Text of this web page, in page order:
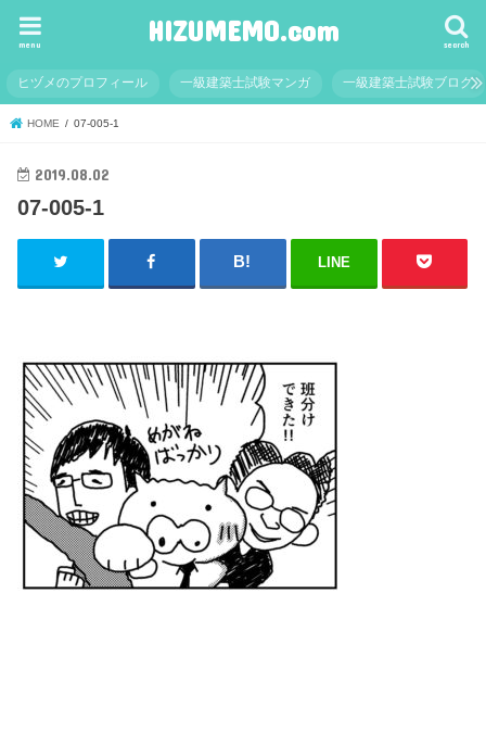
HIZUMEMO.com search
menu
ヒヅメのプロフィール 一級建築士試験マンガ 一級建築士試験ブログ
HOME 07-005-1
2019.08.02
07-005-1
LINE